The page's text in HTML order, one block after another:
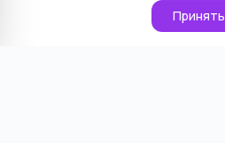
Принять